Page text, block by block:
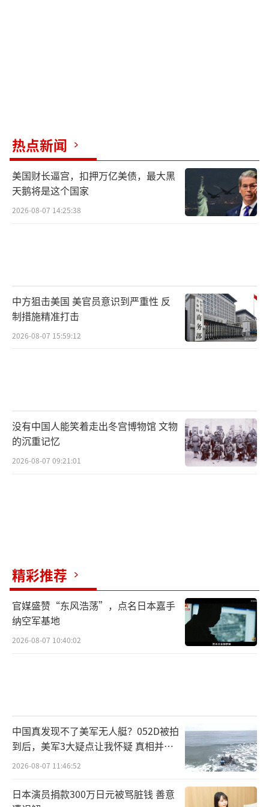
谓“对敌基地攻击能力”，图谋修改“无核三
原则”等，一步步掏空《开罗宣言》和《波茨
坦公告》对日明确规定的条款，违背自身在日
本宪法中所作承诺。所谓“扩张军力”“胁迫
他国”“不顾周边邻国反对试图单方面改变现
致函联合国秘书长，重申中方严正立场。今年
是中国人民抗日战争暨世界反法西斯战争胜利8
0周年。中方坚决反对日方倒行逆施挑战战后国
际秩序，为军国主义招魂，再次敦促日方切实
（总台央视记者 赵超逸）（责任编辑：卢其龙 CM
0882）
热点新闻
美国财长逼宫，扣押万亿美债，最大黑
天鹅将是这个国家
2026-08-07 14:25:38
中方狙击美国 美官员意识到严重性 反
制措施精准打击
2026-08-07 15:59:12
没有中国人能笑着走出冬宫博物馆 文物
的沉重记忆
2026-08-07 09:21:01
精彩推荐
官媒盛赞“东风浩荡”，点名日本嘉手
纳空军基地
2026-08-07 10:40:02
中国真发现不了美军无人艇？052D被拍
到后，美军3大疑点让我怀疑 真相并非
如此
2026-08-07 11:46:52
日本演员捐款300万日元被骂脏钱 善意